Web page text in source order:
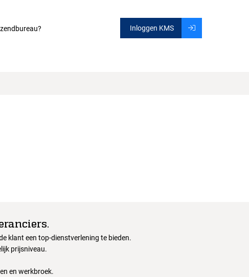
Inloggen KMS
klant een top-dienstverlening te bieden.
prijsniveau.
en werkbroek.